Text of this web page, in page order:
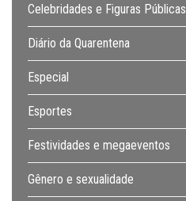
Celebridades e Figuras Públicas
Diário da Quarentena
Especial
Esportes
Festividades e megaeventos
Gênero e sexualidade